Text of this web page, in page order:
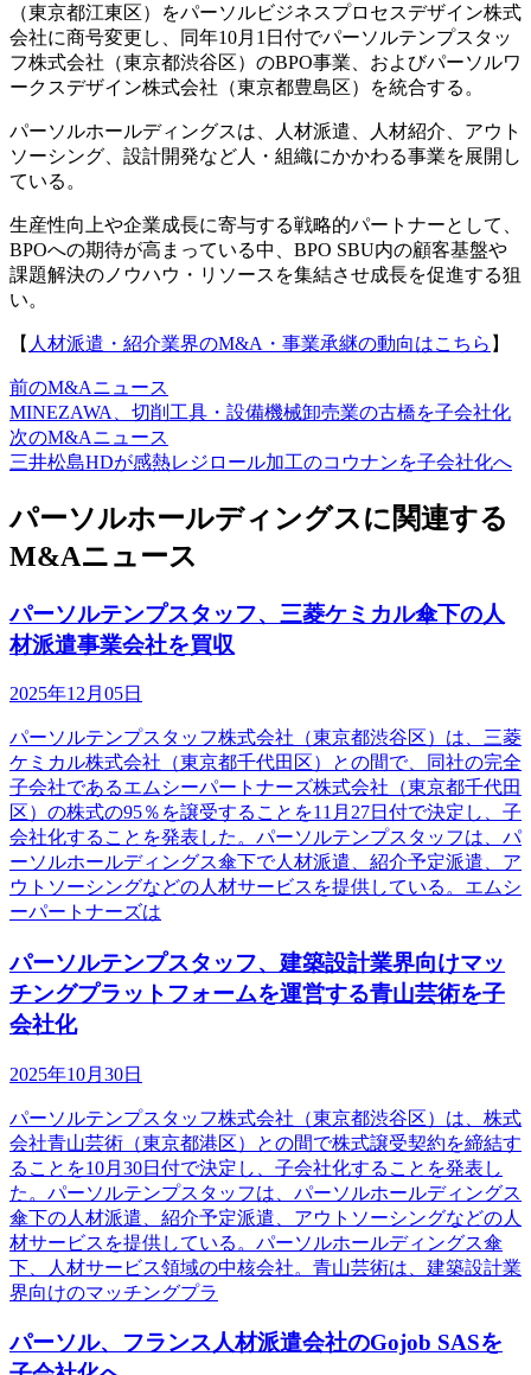
（東京都江東区）をパーソルビジネスプロセスデザイン株式
会社に商号変更し、同年10月1日付でパーソルテンプスタッ
フ株式会社（東京都渋谷区）のBPO事業、およびパーソルワ
ークスデザイン株式会社（東京都豊島区）を統合する。
パーソルホールディングスは、人材派遣、人材紹介、アウト
ソーシング、設計開発など人・組織にかかわる事業を展開し
ている。
生産性向上や企業成長に寄与する戦略的パートナーとして、
BPOへの期待が高まっている中、BPO SBU内の顧客基盤や
課題解決のノウハウ・リソースを集結させ成長を促進する狙
い。
【 人材派遣・紹介業界のM&A・事業承継の動向はこちら 】
前のM&Aニュース
MINEZAWA、切削工具・設備機械卸売業の古橋を子会社化
次のM&Aニュース
三井松島HDが感熱レジロール加工のコウナンを子会社化へ
パーソルホールディングスに関連する
M&Aニュース
パーソルテンプスタッフ、三菱ケミカル傘下の人
材派遣事業会社を買収
2025年12月05日
パーソルテンプスタッフ株式会社（東京都渋谷区）は、三菱
ケミカル株式会社（東京都千代田区）との間で、同社の完全
子会社であるエムシーパートナーズ株式会社（東京都千代田
区）の株式の95％を譲受することを11月27日付で決定し、子
会社化することを発表した。パーソルテンプスタッフは、パ
ーソルホールディングス傘下で人材派遣、紹介予定派遣、ア
ウトソーシングなどの人材サービスを提供している。エムシ
ーパートナーズは
パーソルテンプスタッフ、建築設計業界向けマッ
チングプラットフォームを運営する青山芸術を子
会社化
2025年10月30日
パーソルテンプスタッフ株式会社（東京都渋谷区）は、株式
会社青山芸術（東京都港区）との間で株式譲受契約を締結す
ることを10月30日付で決定し、子会社化することを発表し
た。パーソルテンプスタッフは、パーソルホールディングス
傘下の人材派遣、紹介予定派遣、アウトソーシングなどの人
材サービスを提供している。パーソルホールディングス傘
下、人材サービス領域の中核会社。青山芸術は、建築設計業
界向けのマッチングプラ
パーソル、フランス人材派遣会社のGojob SASを